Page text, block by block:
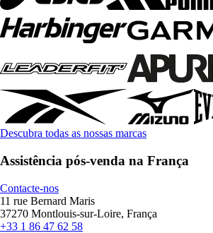
Descubra todas as nossas marcas
Assistência pós-venda na França
Contacte-nos
11 rue Bernard Maris
37270 Montlouis-sur-Loire, França
+33 1 86 47 62 58